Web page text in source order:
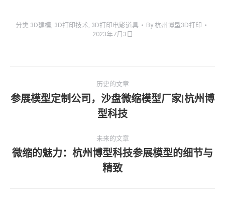
分类 3D建模, 3D打印技术, 3D打印电影道具 By杭州博型3D打印
2023年7月3日
章
航
历史的文章
历
史
文
章：
参展模型定制公司，沙盘微缩模型厂家|杭州博
型科技
未来的文章
未
来
微缩的魅力：杭州博型科技参展模型的细节与
精致